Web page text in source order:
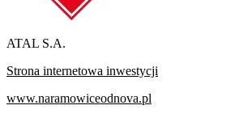
ATAL S.A.
Strona internetowa inwestycji
www.naramowiceodnova.pl